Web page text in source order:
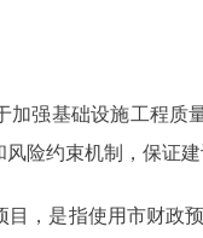
基础设施工程质量
险约束机制，保证
是指使用市财政预